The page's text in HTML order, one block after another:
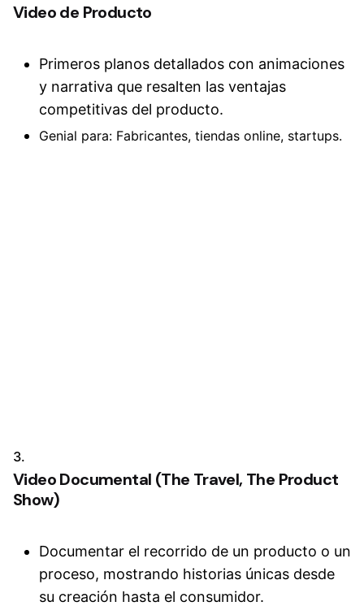
Videode Producto
Primeros planos detallados con animaciones
y narrativa que resalten las ventajas
competitivas del producto.
Genial para: Fabricantes, tiendas online, startups.
3.
Video Documental (The Travel, The Product
Show)
Documentar el recorrido de un producto o un
proceso, mostrando historias únicas desde
su creación hasta el consumidor.